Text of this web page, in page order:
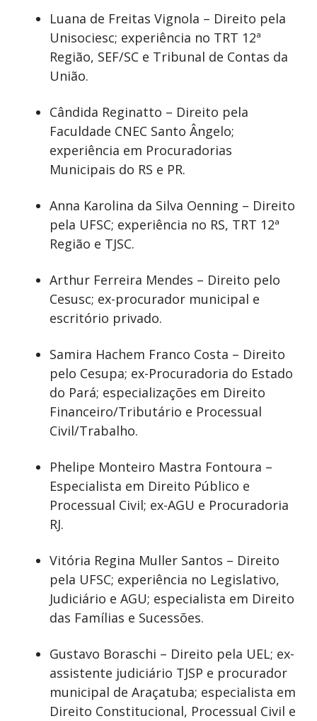
Luana de Freitas Vignola – Direito pela
Unisociesc; experiência no TRT 12ª
Região, SEF/SC e Tribunal de Contas da
União.
Cândida Reginatto – Direito pela
Faculdade CNEC Santo Ângelo;
experiência em Procuradorias
Municipais do RS e PR.
Anna Karolina da Silva Oenning – Direito
pela UFSC; experiência no RS, TRT 12ª
Região e TJSC.
Arthur Ferreira Mendes – Direito pelo
Cesusc; ex-procurador municipal e
escritório privado.
Samira Hachem Franco Costa – Direito
pelo Cesupa; ex-Procuradoria do Estado
do Pará; especializações em Direito
Financeiro/Tributário e Processual
Civil/Trabalho.
Phelipe Monteiro Mastra Fontoura –
Especialista em Direito Público e
Processual Civil; ex-AGU e Procuradoria
RJ.
Vitória Regina Muller Santos – Direito
pela UFSC; experiência no Legislativo,
Judiciário e AGU; especialista em Direito
das Famílias e Sucessões.
Gustavo Boraschi – Direito pela UEL; ex-
assistente judiciário TJSP e procurador
municipal de Araçatuba; especialista em
Direito Constitucional, Processual Civil e